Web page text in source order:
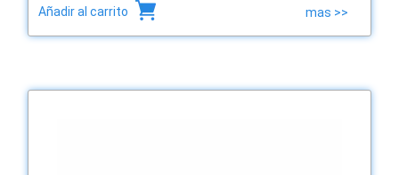
Añadir al carrito mas >>